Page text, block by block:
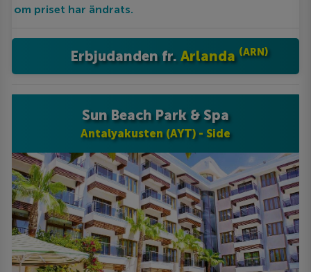
om priset har ändrats.
Erbjudanden fr. Arlanda (ARN)
Sun Beach Park & Spa
Antalyakusten (AYT) - Side